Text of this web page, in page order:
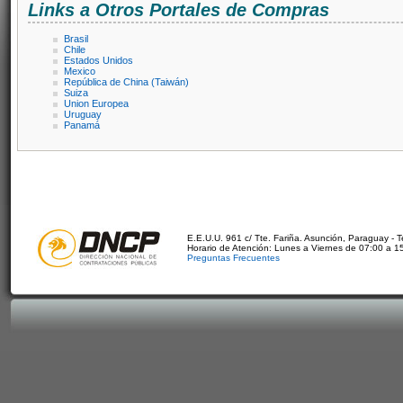
Links a Otros Portales de Compras
Brasil
Chile
Estados Unidos
Mexico
República de China (Taiwán)
Suiza
Union Europea
Uruguay
Panamá
E.E.U.U. 961 c/ Tte. Fariña. Asunción, Paraguay -
Horario de Atención: Lunes a Viernes de 07:00 a
Preguntas Frecuentes